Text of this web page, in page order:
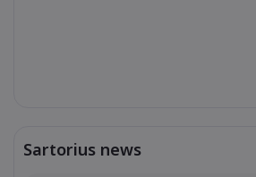
Sartorius news